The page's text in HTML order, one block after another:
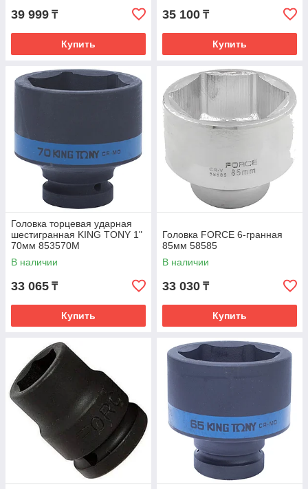
39 999 ₸
Купить
35 100 ₸
Купить
Головка торцевая ударная
шестигранная KING TONY 1"
70мм 853570M
В наличии
33 065 ₸
Купить
Головка FORCE 6-гранная
85мм 58585
В наличии
33 030 ₸
Купить